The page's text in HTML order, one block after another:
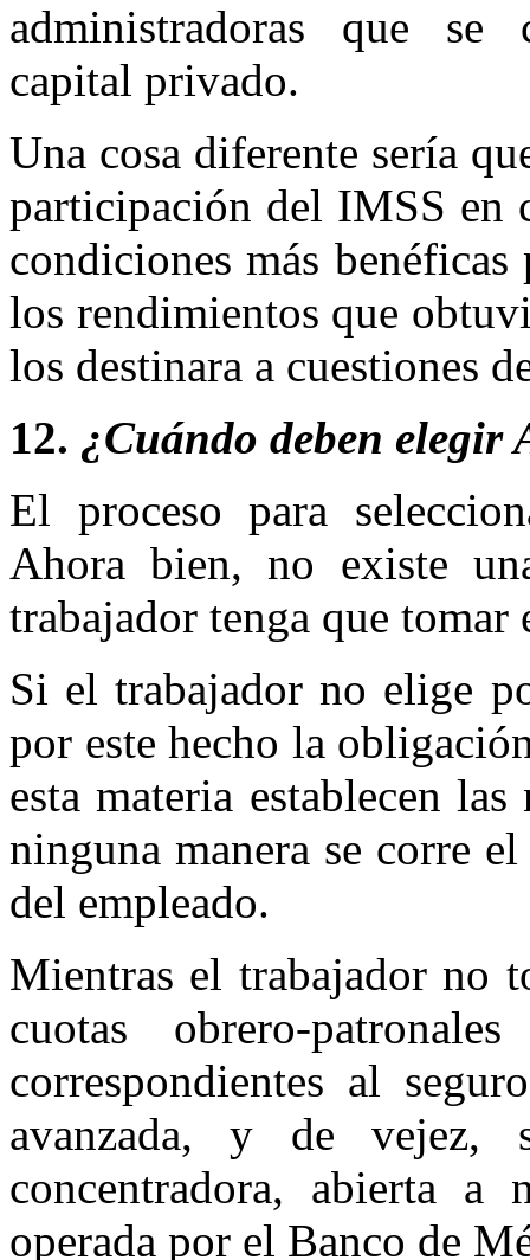
administradoras que se
capital privado.
Una cosa diferente sería
participación del IMSS en
condiciones más
los rendimientos que
los destinara a cuestiones
12. ¿Cuándo deben elegir
El proceso para
Ahora bien, no existe
trabajador tenga que tomar
Si el trabajador no elige
por este hecho la
esta materia establecen
ninguna manera se corre
del empleado.
Mientras el trabajador no
cuotas obrero-
correspondientes al
avanzada, y de vejez,
concentradora, abierta
operada por el Banco de